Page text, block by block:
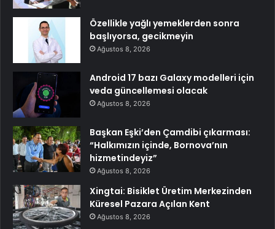
Özellikle yağlı yemeklerden sonra
başlıyorsa, gecikmeyin
Ağustos 8, 2026
Android 17 bazı Galaxy modelleri için
veda güncellemesi olacak
Ağustos 8, 2026
Başkan Eşki’den Çamdibi çıkarması:
“Halkımızın içinde, Bornova’nın
hizmetindeyiz”
Ağustos 8, 2026
Xingtai: Bisiklet Üretim Merkezinden
Küresel Pazara Açılan Kent
Ağustos 8, 2026